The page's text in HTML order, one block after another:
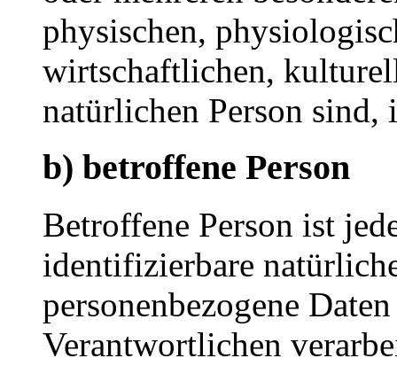
physischen,
wirtschaftlichen,
natürlichen Person
b) betroffene Person
Betroffene Person ist
identifizierbare
personenbezogene
Verantwortlichen